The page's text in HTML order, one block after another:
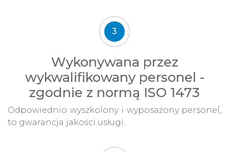
3
Wykonywana przez
wykwalifikowany personel -
zgodnie z normą ISO 1473
Odpowiednio wyszkolony i wyposażony personel,
to gwarancja jakości usługi.